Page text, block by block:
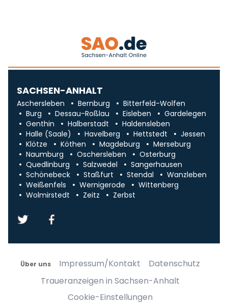
SACHSEN-ANHALT
Aschersleben Bernburg
Bitterfeld-Wolfen
Burg
Dessau-Roßlau Eisleben
Gardelegen
Genthin
Halberstadt
Haldensleben
Halle (Saale)
Havelberg Hettstedt
Jessen
Klötze
Köthen Magdeburg
Merseburg
Naumburg
Oschersleben
Osterburg
Quedlinburg
Salzwedel
Sangerhausen
Schönebeck
Staßfurt Stendal
Wanzleben
Weißenfels
Wernigerode
Wittenberg
Wolmirstedt
Zeitz Zerbst
Über uns Impressum/Kontakt
Datenschutz
Traueranzeigen in Sachsen-Anhalt
Cookie-Einstellungen